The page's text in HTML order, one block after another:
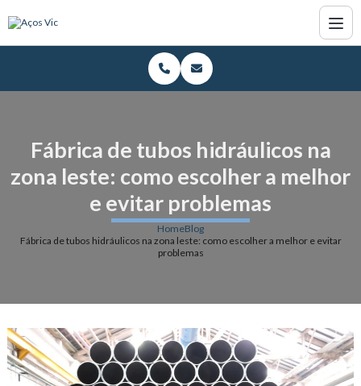
HomeBlog
Fábrica de tubos hidráulicos na zona leste: como escolher a melhor e evitar
problemas
Fábrica de tubos hidráulicos na
zona leste: como escolher a melhor
e evitar problemas